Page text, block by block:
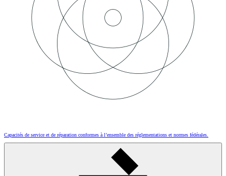
Capacités de service et de réparation conformes à l’ensemble des réglementations et normes fédérales.